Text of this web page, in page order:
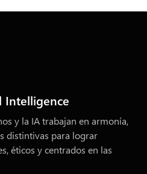
Intelligence
y la IA trabajan en armonía,
distintivas para lograr
éticos y centrados en las